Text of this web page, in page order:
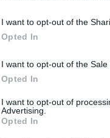
I want to opt-out of the
Opted In
I want to opt-out of the Sale
Opted In
I want to opt-out of
Advertising.
Opted In